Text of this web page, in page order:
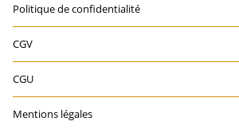
Politique de confidentialité
CGV
CGU
Mentions légales